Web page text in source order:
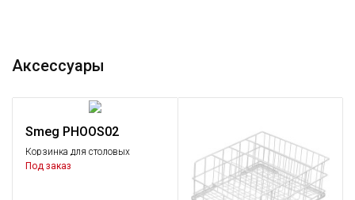
Аксессуары
Smeg PHOOS02
Корзинка для столовых
приборов прямоугольная
Под заказ